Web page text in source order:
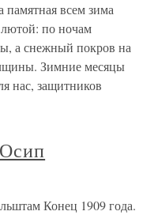
всем зима
лютой: по ночам
а снежный покров на
Зимние месяцы
нас, защитников
Конец 1909 года.